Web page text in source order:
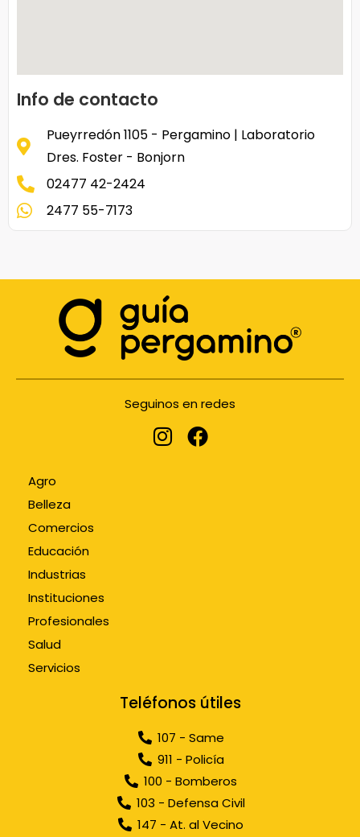
Info de contacto
Pueyrredón 1105 - Pergamino | Laboratorio
Dres. Foster - Bonjorn
02477 42-2424
2477 55-7173
Seguinos en redes
Agro
Belleza
Comercios
Educación
Industrias
Instituciones
Profesionales
Salud
Servicios
Teléfonos útiles
107 - Same
911 - Policía
100 - Bomberos
103 - Defensa Civil
147 - At. al Vecino